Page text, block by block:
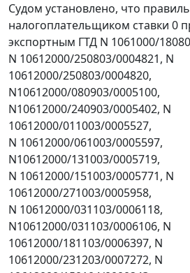
Судом установлено, что
налогоплательщиком ставки 0
экспортным ГТД N 1061000/
N 10612000/250803/0004821, N
10612000/250803/0004820,
N10612000/080903/0005100,
N10612000/240903/0005402, N
10612000/011003/0005527,
N 10612000/061003/0005597,
N10612000/131003/0005719,
N 10612000/151003/0005771, N
10612000/271003/0005958,
N 10612000/031103/0006118,
N10612000/031103/0006106, N
10612000/181103/0006397, N
10612000/231203/0007272, N